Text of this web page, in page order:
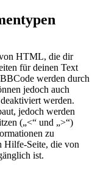
HTML, die dir
für deinen Text
werden durch
jedoch auch
werden.
jedoch werden
(„<“ und „>“)
zu
Hilfe-Seite, die von
ist.